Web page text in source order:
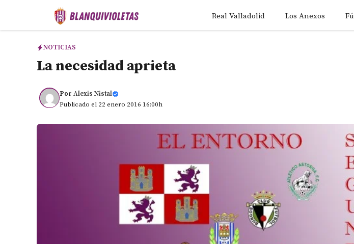
Real Valladolid Los Anexos
NOTICIAS
La necesidad aprieta
Por Alexis Nistal
Publicado el 22 enero 2016 16:00h